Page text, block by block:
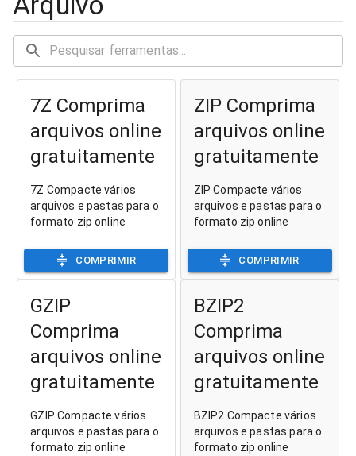
7Z Comprima
arquivos online
gratuitamente
7Z Compacte vários
arquivos e pastas para o
formato zip online
COMPRIMIR
ZIP Comprima
arquivos online
gratuitamente
ZIP Compacte vários
arquivos e pastas para o
formato zip online
COMPRIMIR
GZIP
Comprima
arquivos online
gratuitamente
GZIP Compacte vários
arquivos e pastas para o
formato zip online
BZIP2
Comprima
arquivos online
gratuitamente
BZIP2 Compacte vários
arquivos e pastas para o
formato zip online